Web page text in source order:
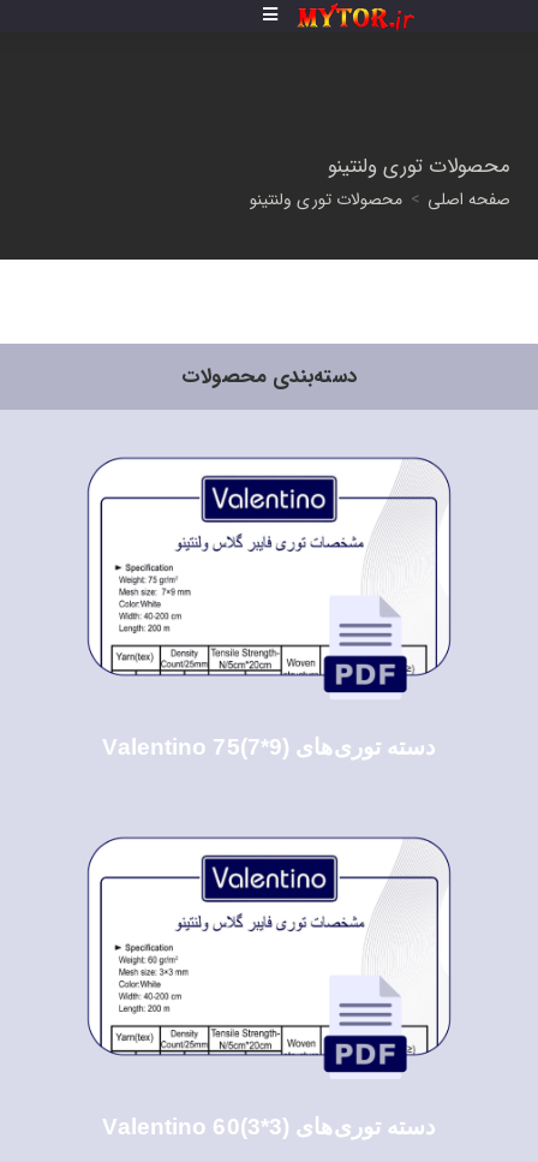
محصولات توری ولنتینو
صفحه اصلی > محصولات توری ولنتینو
دسته‌بندی محصولات
دسته توری‌های Valentino 75(7*9)
دسته توری‌های Valentino 60(3*3)